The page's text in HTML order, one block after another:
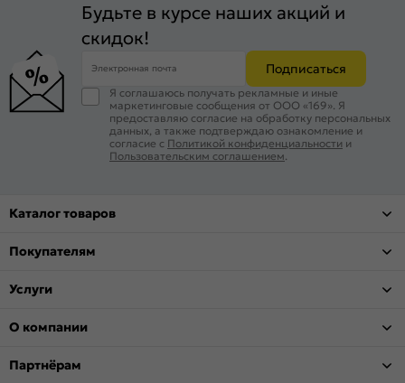
Будьте в курсе наших акций и
скидок!
Электронная почта Подписаться
Я соглашаюсь получать рекламные и иные
маркетинговые сообщения от ООО «169». Я
предоставляю согласие на обработку персональных
данных, а также подтверждаю ознакомление и
согласие с Политикой конфиденциальности и
Пользовательским соглашением.
Каталог товаров
Покупателям
Услуги
О компании
Партнёрам